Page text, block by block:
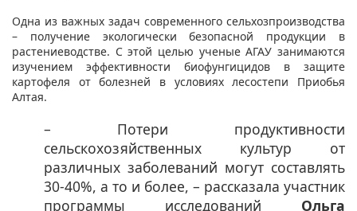
Одна из важных задач современного сельхозпроизводства
– получение экологически безопасной продукции в
растениеводстве. С этой целью ученые АГАУ занимаются
изучением эффективности биофунгицидов в защите
картофеля от болезней в условиях лесостепи Приобья
Алтая.
– Потери продуктивности
сельскохозяйственных культур от
различных заболеваний могут составлять
30-40%, а то и более, – рассказала участник
программы исследований Ольга